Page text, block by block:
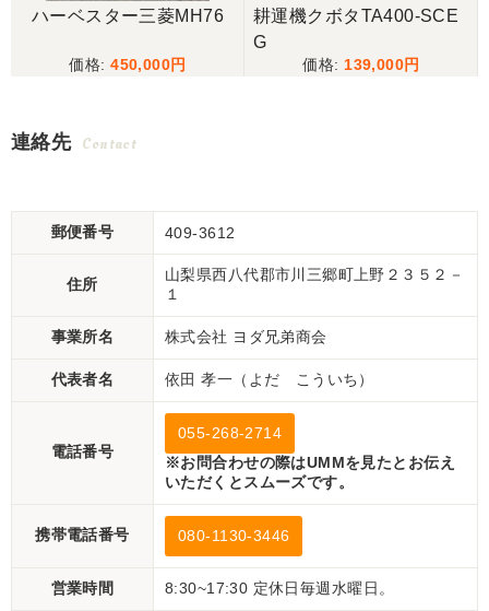
ハーベスター三菱MH76
450,000
耕運機クボタTA400-SCE
G
139,000
連絡先 Contact
郵便番号 409-3612
住所
山梨県西八代郡市川三郷町上野２３５２－
１
事業所名 株式会社 ヨダ兄弟商会
代表者名 依田 孝一（よだ こういち）
電話番号
055-268-2714
※お問合わせの際はUMMを見たとお伝え
いただくとスムーズです。
携帯電話番号 080-1130-3446
営業時間 8:30~17:30 定休日毎週水曜日。